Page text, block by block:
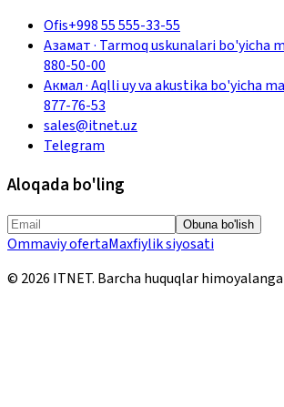
Ofis+998 55 555-33-55
Азамат· Tarmoq uskunalari bo'yicha
880-50-00
Акмал·Aqlli uy va akustika bo'yicha
877-76-53
sales@itnet.uz
Telegram
Aloqada bo'ling
Obuna bo'lish
Ommaviy ofertaMaxfiylik siyosati
© 2026 ITNET. Barcha huquqlar